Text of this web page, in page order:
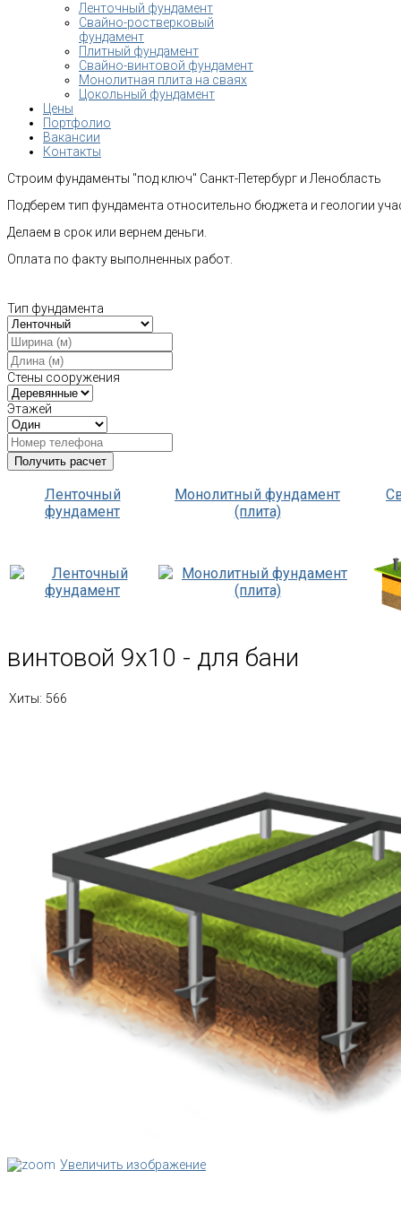
Ленточный фундамент
Свайно-ростверковый
фундамент
Плитный фундамент
Свайно-винтовой фундамент
Монолитная плита на сваях
Цокольный фундамент
Цены
Портфолио
Вакансии
Контакты
Строим фундаменты "под ключ" Санкт-Петербург и Ленобласть
Подберем тип фундамента относительно бюджета и геологии
Делаем в срок или вернем деньги.
Оплата по факту выполненных работ.
Тип фундамента
Стены сооружения
Этажей
Ленточный
фундамент
Монолитный фундамент
(плита)
винтовой 9х10 - для бани
Хиты: 566
Увеличить изображение